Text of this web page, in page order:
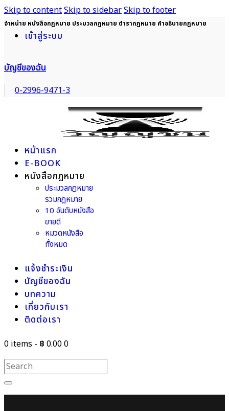
Skip to contentSkip to sidebarSkip to footer
จำหน่าย หนังสือกฎหมาย ประมวลกฎหมาย ตำรากฎหมาย คำอธิบายกฎหมาย
เข้าสู่ระบบ
บัญชีของฉัน
0-2996-9471-3
หน้าแรก
E-BOOK
หนังสือกฎหมาย
ประมวลกฎหมาย
รวมกฎหมาย
10 อันดับหนังสือ
ขายดี
หมวดหนังสือ
ทั้งหมด
แจ้งชำระเงิน
บัญชีของฉัน
บทความ
เกี่ยวกับเรา
ติดต่อเรา
0 items - ฿ 0.000